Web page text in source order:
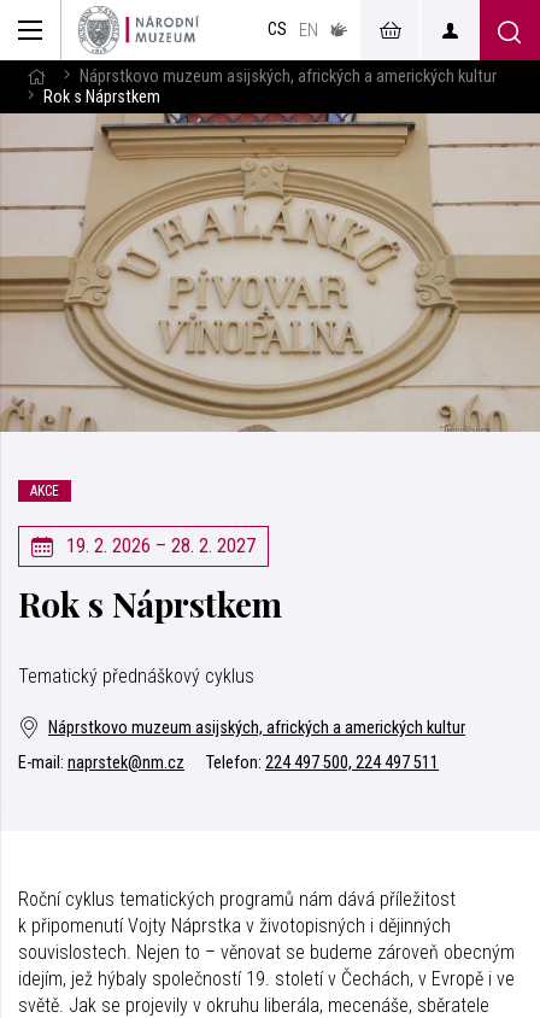
CS EN
v českém
jazyce
Náprstkovo muzeum asijských, afrických a amerických kultur
Rok s Náprstkem
AKCE
19. 2. 2026 – 28. 2. 2027
Rok s Náprstkem
Tematický přednáškový cyklus
Náprstkovo muzeum asijských, afrických a amerických kultur
E-mail: naprstek@nm.cz Telefon: 224 497 500, 224 497 511
Roční cyklus tematických programů nám dává příležitost
k připomenutí Vojty Náprstka v životopisných i dějinných
souvislostech. Nejen to – věnovat se budeme zároveň obecným
idejím, jež hýbaly společností 19. století v Čechách, v Evropě i ve
světě. Jak se projevily v okruhu liberála, mecenáše, sběratele